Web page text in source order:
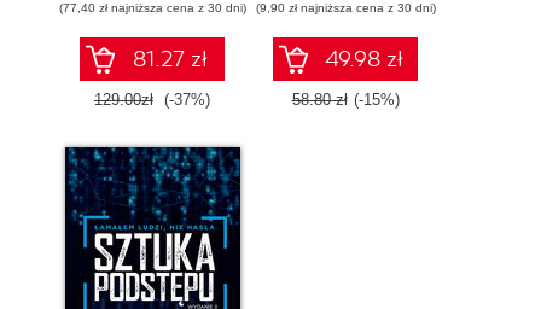
zastosowaniach.
Wydanie IV
(77,40 zł najniższa cena z 30 dni)
81.27 zł
129.00zł (-37%)
(9,90 zł najniższa cena z 30 dni)
49.98 zł
58.80 zł (-15%)